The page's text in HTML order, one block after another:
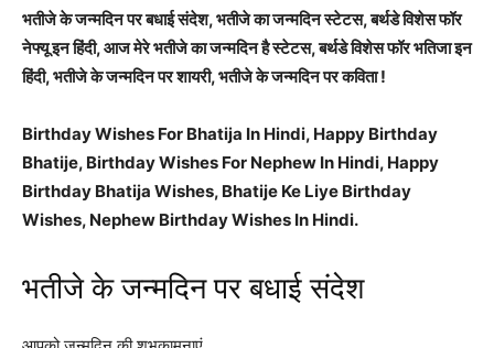
भतीजे के जन्मदिन पर बधाई संदेश, भतीजे का जन्मदिन स्टेटस, बर्थडे विशेस फॉर
नेफ्यू इन हिंदी, आज मेरे भतीजे का जन्मदिन है स्टेटस, बर्थडे विशेस फॉर भतिजा इन
हिंदी, भतीजे के जन्मदिन पर शायरी, भतीजे के जन्मदिन पर कविता !
Birthday Wishes For Bhatija In Hindi, Happy Birthday
Bhatije, Birthday Wishes For Nephew In Hindi, Happy
Birthday Bhatija Wishes, Bhatije Ke Liye Birthday
Wishes, Nephew Birthday Wishes In Hindi.
भतीजे के जन्मदिन पर बधाई संदेश